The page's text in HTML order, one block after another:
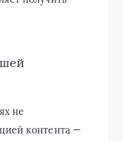
не
контента —